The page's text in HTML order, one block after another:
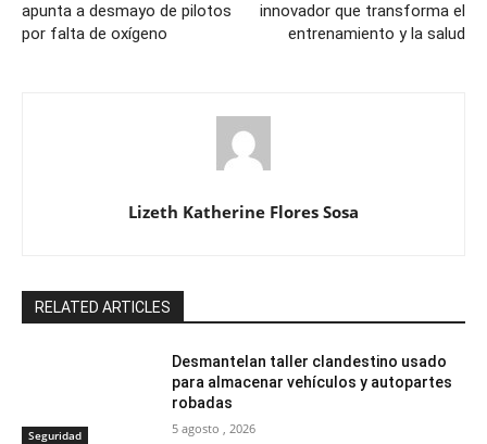
apunta a desmayo de pilotos
por falta de oxígeno
innovador que transforma el
entrenamiento y la salud
Lizeth Katherine Flores Sosa
RELATED ARTICLES
Seguridad
Desmantelan taller clandestino usado
para almacenar vehículos y autopartes
robadas
5 agosto , 2026